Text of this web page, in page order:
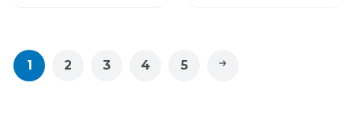
1 2 3 4 5